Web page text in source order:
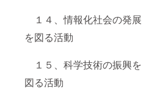
１４、情報化社会の発展
を図る活動
１５、科学技術の振興を
図る活動